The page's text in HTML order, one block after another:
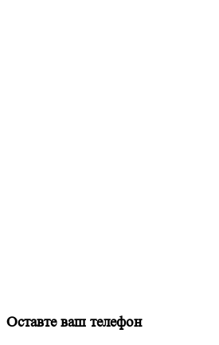
Оставте ваш телефон